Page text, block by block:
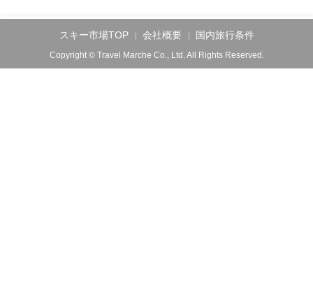
スキー市場TOP 会社概要 国内旅行条件
Copyright © Travel Marche Co., Ltd. All Rights Reserved.